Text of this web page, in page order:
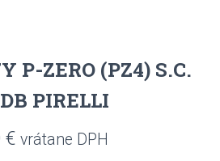
P-ZERO (PZ4) S.C.
PIRELLI
€Aktuálna
vrátane DPH